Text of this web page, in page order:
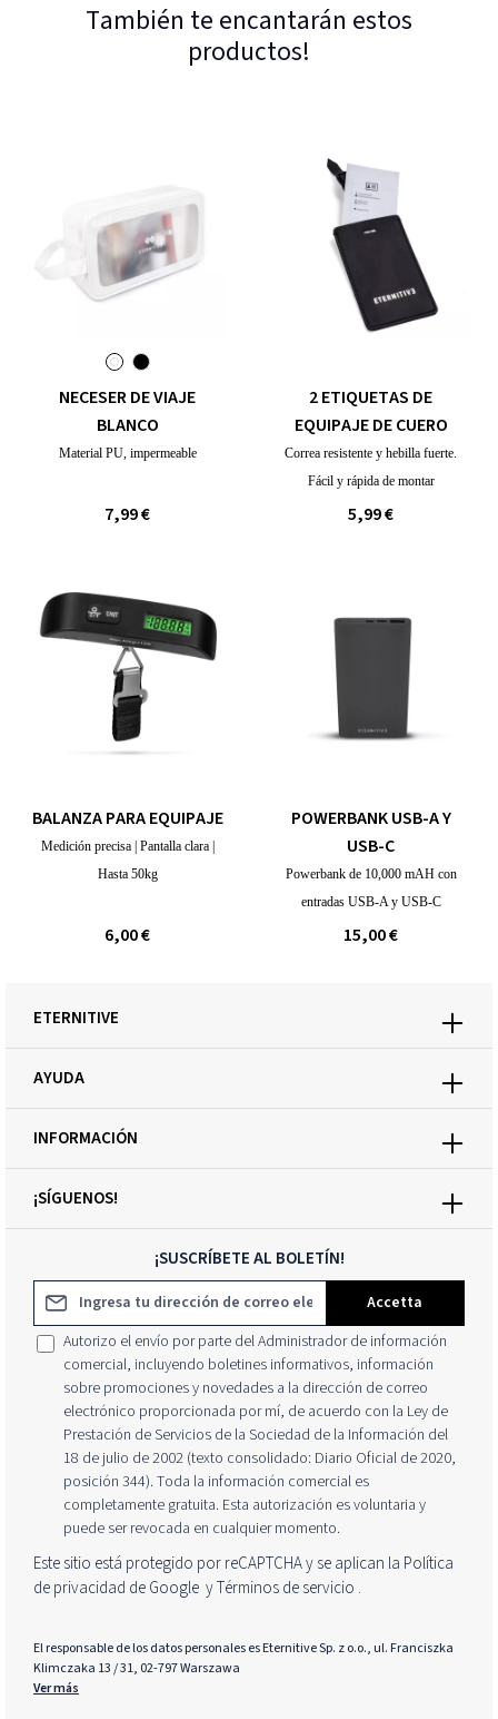
También te encantarán estos
productos!
NECESER DE VIAJE
BLANCO
Material PU, impermeable
7,99 €
2 ETIQUETAS DE
EQUIPAJE DE CUERO
Correa resistente y hebilla fuerte.
Fácil y rápida de montar
5,99 €
BALANZA PARA EQUIPAJE
Medición precisa | Pantalla clara |
Hasta 50kg
6,00 €
POWERBANK USB-A Y
USB-C
Powerbank de 10,000 mAH con
entradas USB-A y USB-C
15,00 €
¡SUSCRÍBETE AL BOLETÍN!
Dirección de correo electrónico*
Accetta
Autorizo el envío por parte del Administrador de información
comercial, incluyendo boletines informativos, información
sobre promociones y novedades a la dirección de correo
electrónico proporcionada por mí, de acuerdo con la Ley de
Prestación de Servicios de la Sociedad de la Información del
18 de julio de 2002 (texto consolidado: Diario Oficial de 2020,
posición 344). Toda la información comercial es
completamente gratuita. Esta autorización es voluntaria y
puede ser revocada en cualquier momento.
Este sitio está protegido por reCAPTCHA y se aplican la Política
de privacidad de Google yTérminos de servicio .
El responsable de los datos personales es Eternitive Sp. z o.o., ul. Franciszka
Klimczaka 13 / 31, 02-797 Warszawa
Ver más
¡SÍGUENOS!
ETERNITIVE
AYUDA
INFORMACIÓN